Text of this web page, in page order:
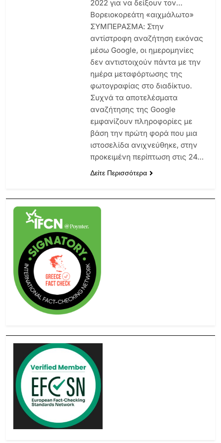
2022 για να δείξουν τον…
Βορειοκορεάτη «αιχμάλωτο»
ΣΥΜΠΕΡΑΣΜΑ: Στην
αντίστροφη αναζήτηση εικόνας
μέσω Google, οι ημερομηνίες
δεν αντιστοιχούν πάντα με την
ημέρα μεταφόρτωσης της
φωτογραφίας στο διαδίκτυο.
Συχνά τα αποτελέσματα
αναζήτησης της Google
εμφανίζουν πληροφορίες με
βάση την πρώτη φορά που μια
ιστοσελίδα ανιχνεύθηκε, στην
προκειμένη περίπτωση στις 24…
Δείτε Περισσότερα